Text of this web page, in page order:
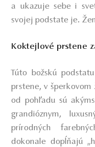
a ukazuje sebe i
svojej podstate je.
Koktejlové prstene
Túto božskú
prstene, v šperkovom
od pohľadu sú
grandióznym,
prírodných
dokonale dopĺňajú